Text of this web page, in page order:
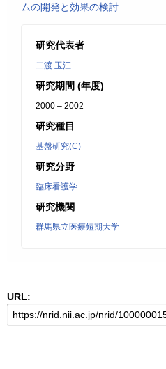
ムの開発と効果の検討
研究代表者
二渡 玉江
研究期間 (年度)
2000 – 2002
研究種目
基盤研究(C)
研究分野
臨床看護学
研究機関
群馬県立医療短期大学
URL: